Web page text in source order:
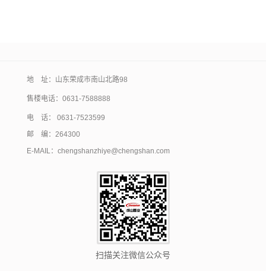
地 址：山东荣成市南山北路98
售楼电话： 0631-7588888
电 话： 0631-7523599
邮 编：264300
E-MAIL：chengshanzhiye@chengshan.com
扫描关注微信公众号